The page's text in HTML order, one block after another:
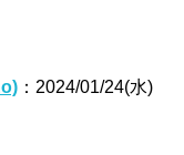
：2024/01/24(水)